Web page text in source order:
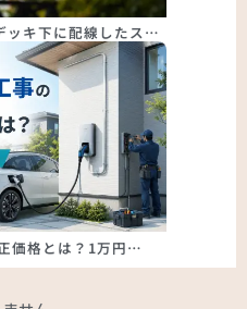
ッキ下に配線したス…
価格とは？1万円…